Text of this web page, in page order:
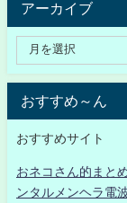
アーカイブ
おすすめ～ん
おすすめサイト
おネコさん的まと
ンタルメンヘラ電